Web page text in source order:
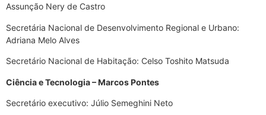
Assunção Nery de Castro
Secretária Nacional de Desenvolvimento Regional e Urbano:
Adriana Melo Alves
Secretário Nacional de Habitação: Celso Toshito Matsuda
Ciência e Tecnologia – Marcos Pontes
Secretário executivo: Júlio Semeghini Neto